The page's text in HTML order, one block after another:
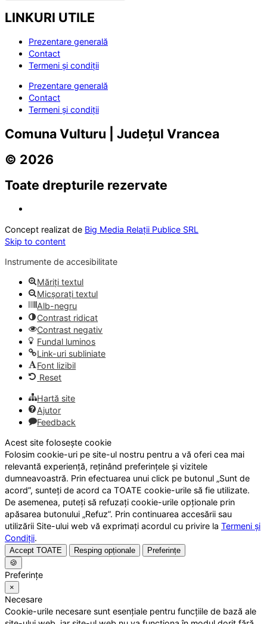
LINKURI UTILE
Prezentare generală
Contact
Termeni și condiții
Prezentare generală
Contact
Termeni și condiții
Comuna Vulturu | Județul Vrancea
© 2026
Toate drepturile rezervate
Concept realizat de Big Media Relații Publice SRL
Skip to content
Instrumente de accesibilitate
Măriți textul
Micșorați textul
Alb-negru
Contrast ridicat
Contrast negativ
Fundal luminos
Link-uri subliniate
Font lizibil
Reset
Hartă site
Ajutor
Feedback
Acest site folosește cookie
Folosim cookie-uri pe site-ul nostru pentru a vă oferi cea mai
relevantă experiență, reținând preferințele și vizitele
dumneavoastră. Prin efectuarea unui click pe butonul „Sunt de
acord”, sunteți de acord ca TOATE cookie-urile să fie utilizate.
De asemenea, puteți să refuzați cookie-urile opționale prin
apăsarea butonului „Refuz”. Prin continuarea accesării sau
utilizării Site-ului web vă exprimați acordul cu privire la Termeni și
Condiții.
Accept TOATE Resping opționale
Preferințe
🍪
Preferințe
×
Necesare
Cookie-urile necesare sunt esențiale pentru funcțiile de bază ale